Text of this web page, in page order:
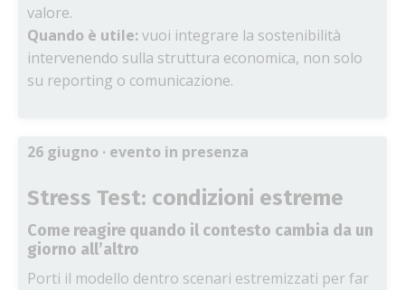
valore.
Quando è utile:vuoi integrare la sostenibilità
intervenendo sulla struttura economica, non solo
su reporting o comunicazione.
26 giugno · evento in presenza
Stress Test: condizioni estreme
Come reagire quando il contesto cambia da un
giorno all’altro
Porti il modello dentro scenari estremizzati per far